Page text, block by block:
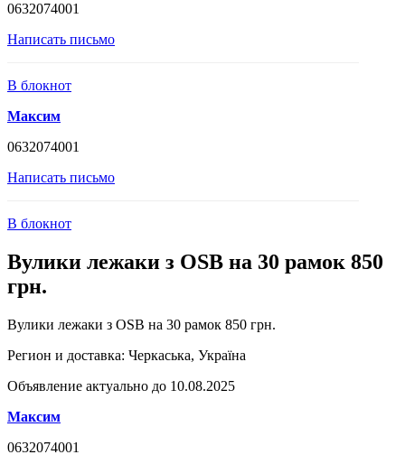
0632074001
Написать письмо
В блокнот
Максим
0632074001
Написать письмо
В блокнот
Вулики лежаки з OSB на 30 рамок 850
грн.
Вулики лежаки з OSB на 30 рамок 850 грн.
Регион и доставка: Черкаська, Україна
Объявление актуально до 10.08.2025
Максим
0632074001